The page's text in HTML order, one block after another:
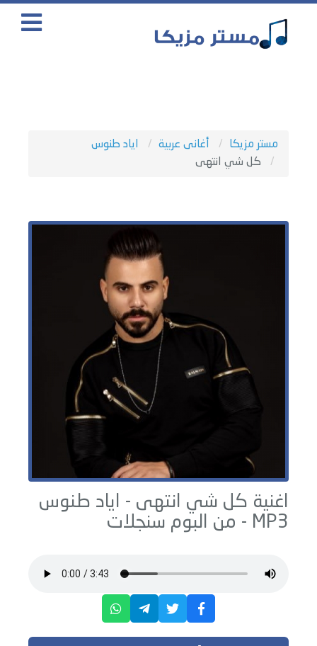
مستر مزيكا أغانى عربية
اياد طنوس
كل شي انتهى
اغنية كل شي انتهى -
اياد طنوس
MP3 - من البوم
سنجلات